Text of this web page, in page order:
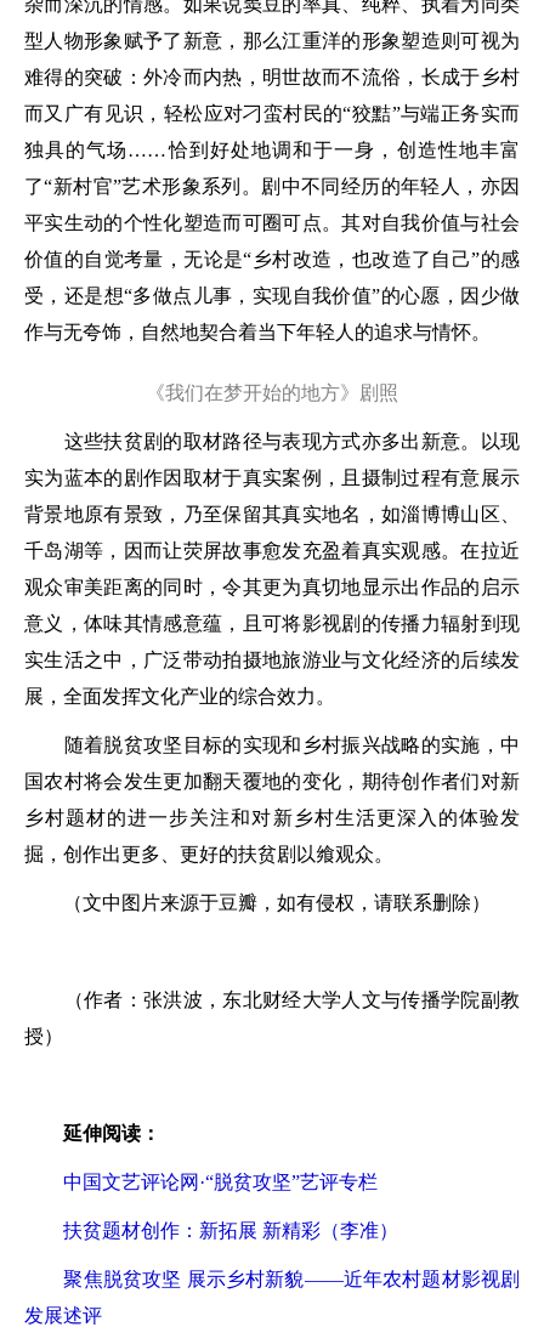
杂而深沉的情感。如果说窦豆的率真、纯粹、执着为同类
型人物形象赋予了新意，那么江重洋的形象塑造则可视为
难得的突破：外冷而内热，明世故而不流俗，长成于乡村
而又广有见识，轻松应对刁蛮村民的“狡黠”与端正务实而
独具的气场……恰到好处地调和于一身，创造性地丰富
了“新村官”艺术形象系列。剧中不同经历的年轻人，亦因
平实生动的个性化塑造而可圈可点。其对自我价值与社会
价值的自觉考量，无论是“乡村改造，也改造了自己”的感
受，还是想“多做点儿事，实现自我价值”的心愿，因少做
作与无夸饰，自然地契合着当下年轻人的追求与情怀。
《我们在梦开始的地方》剧照
这些扶贫剧的取材路径与表现方式亦多出新意。以现
实为蓝本的剧作因取材于真实案例，且摄制过程有意展示
背景地原有景致，乃至保留其真实地名，如淄博博山区、
千岛湖等，因而让荧屏故事愈发充盈着真实观感。在拉近
观众审美距离的同时，令其更为真切地显示出作品的启示
意义，体味其情感意蕴，且可将影视剧的传播力辐射到现
实生活之中，广泛带动拍摄地旅游业与文化经济的后续发
展，全面发挥文化产业的综合效力。
随着脱贫攻坚目标的实现和乡村振兴战略的实施，中
国农村将会发生更加翻天覆地的变化，期待创作者们对新
乡村题材的进一步关注和对新乡村生活更深入的体验发
掘，创作出更多、更好的扶贫剧以飨观众。
（文中图片来源于豆瓣，如有侵权，请联系删除）
（作者：张洪波，东北财经大学人文与传播学院副教
授）
延伸阅读：
中国文艺评论网·“脱贫攻坚”艺评专栏
扶贫题材创作：新拓展 新精彩（李准）
聚焦脱贫攻坚 展示乡村新貌——近年农村题材影视剧
发展述评